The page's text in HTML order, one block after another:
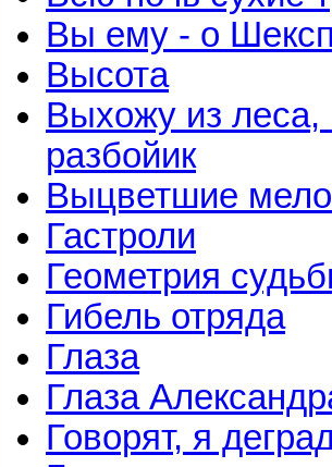
Вы ему - о
Высота
Выхожу из леса,
разбойик
Выцветшие
Гастроли
Геометрия
Гибель отряда
Глаза
Глаза
Говорят, я